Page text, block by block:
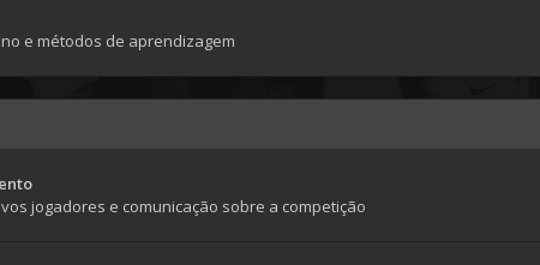
e métodos de aprendizagem
jogadores e comunicação sobre a competição